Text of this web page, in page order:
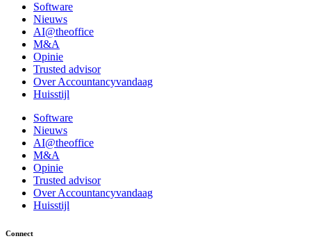
Software
Nieuws
AI@theoffice
M&A
Opinie
Trusted advisor
Over Accountancyvandaag
Huisstijl
Software
Nieuws
AI@theoffice
M&A
Opinie
Trusted advisor
Over Accountancyvandaag
Huisstijl
Connect